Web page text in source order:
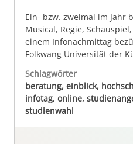
Ein- bzw. zweimal im Jahr
Musical, Regie,
einem Infonachmittag
Folkwang Universität der
Schlagwörter
beratung, einblick,
infotag, online,
studienwahl